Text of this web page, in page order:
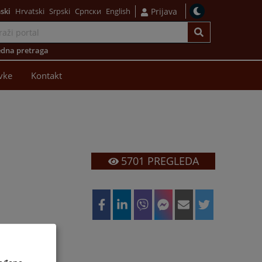
Hrvatski Srpski Српски English Prijava
pretraga
Kontakt
5701 PREGLEDA